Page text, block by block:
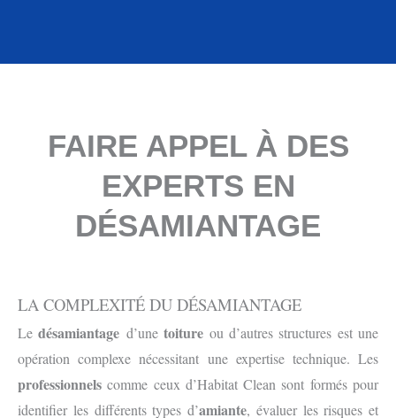
FAIRE APPEL À DES
EXPERTS EN
DÉSAMIANTAGE
LA COMPLEXITÉ DU DÉSAMIANTAGE
Ledésamiantage d’unetoiture ou d’autres structures est une
opération complexe nécessitant une expertise technique. Les
professionnels comme ceux d’Habitat Clean sont formés pour
identifier les différents types d’amiante, évaluer les risques et